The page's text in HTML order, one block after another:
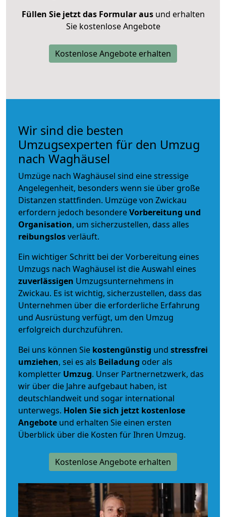
Füllen Sie jetzt das Formular ausund erhalten
Sie kostenlose Angebote
Kostenlose Angebote erhalten
Wir sind die besten
Umzugsexperten für den Umzug
nach Waghäusel
Umzüge nach Waghäusel sind eine stressige
Angelegenheit, besonders wenn sie über große
Distanzen stattfinden. Umzüge von Zwickau
erfordern jedoch besondereVorbereitung und
Organisation, um sicherzustellen, dass alles
reibungslosverläuft.
Ein wichtiger Schritt bei der Vorbereitung eines
Umzugs nach Waghäusel ist die Auswahl eines
zuverlässigen Umzugsunternehmens in
Zwickau. Es ist wichtig, sicherzustellen, dass das
Unternehmen über die erforderliche Erfahrung
und Ausrüstung verfügt, um den Umzug
erfolgreich durchzuführen.
Bei uns können Sie kostengünstig und stressfrei
umziehen, sei es als Beiladung oder als
kompletter Umzug. Unser Partnernetzwerk, das
wir über die Jahre aufgebaut haben, ist
deutschlandweit und sogar international
unterwegs. Holen Sie sich jetzt kostenlose
Angebote und erhalten Sie einen ersten
Überblick über die Kosten für Ihren Umzug.
Kostenlose Angebote erhalten